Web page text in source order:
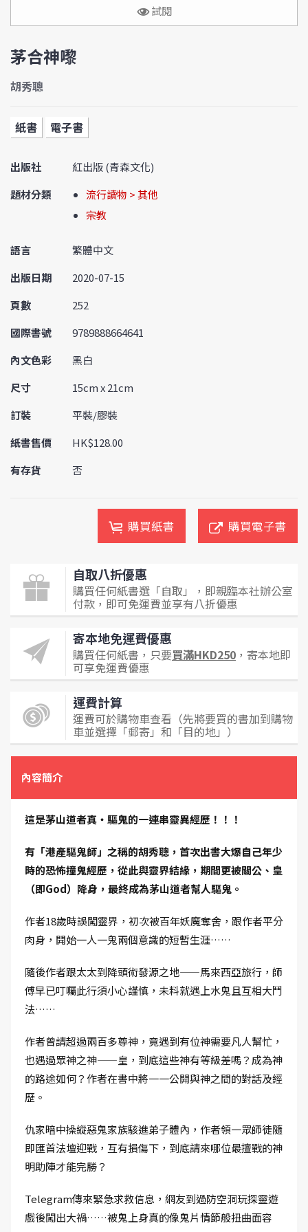
試閱
茅合神嚟
胡秀聰
紙書 電子書
出版社
紅出版 (青森文化)
題材分類
流行讀物 > 其他
宗教
語言
繁體中文
出版日期
2020-07-15
頁數
252
國際書號
9789888664641
內文色彩
黑白
尺寸
15cm x 21cm
訂裝
平裝/膠裝
紙書售價
HK$128.00
有存貨
否
購買紙書 購買電子書
自取八折優惠
購買任何紙書選「自取」，即親臨本社辦公室
付款，即可免運費並享有八折優惠
寄本地免運費優惠
購買任何紙書，只要買滿HKD250 ，寄本地即
可享免運費優惠
運費計算
運費可於購物車查看（先將要買的書加到購物
車並選擇「郵寄」和「目的地」）
內容簡介
這是茅山道者真‧驅鬼的一連串靈異經歷！！！
有「港產驅鬼師」之稱的胡秀聰，首次出書大爆自己年少
時的恐怖撞鬼經歷，從此與靈界結緣，期間更被關公、皇
（即God）降身，最終成為茅山道者幫人驅鬼。
作者18歲時誤闖靈界，初次被百年妖魔奪舍，跟作者平分
肉身，開始一人一鬼兩個意識的短暫生涯……
隨後作者跟太太到降頭術發源之地——馬來西亞旅行，師
傅早已叮囑此行須小心謹慎，未料就遇上水鬼且互相大鬥
法……
作者曾請超過兩百多尊神，竟遇到有位神需要凡人幫忙，
也遇過眾神之神——皇，到底這些神有等級差嗎？成為神
的路途如何？作者在書中將一一公開與神之間的對話及經
歷。
仇家暗中操縱惡鬼家族駭進弟子體內，作者領一眾師徒隨
即匯首法壇迎戰，互有損傷下，到底請來哪位最擅戰的神
明助陣才能完勝？
Telegram傳來緊急求救信息，網友到過防空洞玩探靈遊
戲後闖出大禍……被鬼上身真的像鬼片情節般扭曲面容